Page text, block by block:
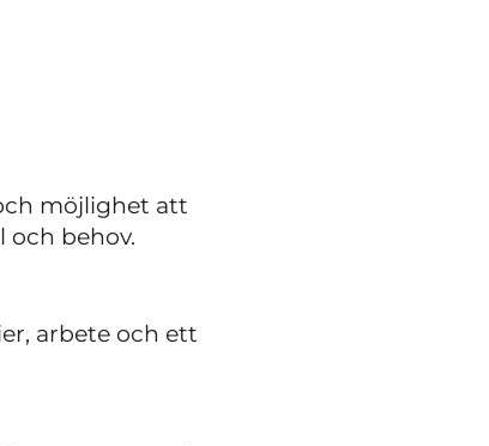
möjlighet att
och behov.
arbete och ett